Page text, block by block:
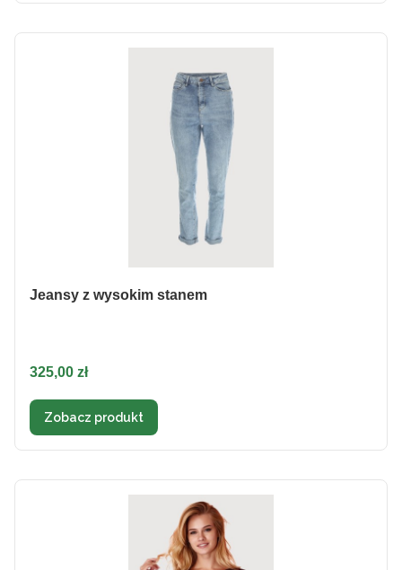
Jeansy z wysokim stanem
Cena
325,00 zł
Zobacz produkt